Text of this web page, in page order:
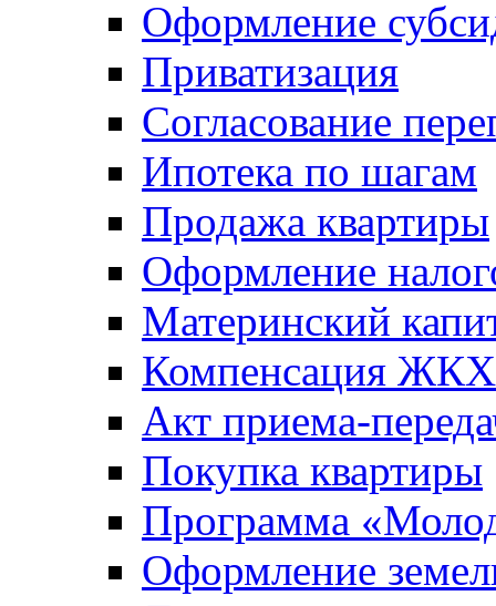
Оформление
Приватизация
Согласование
Ипотека по шагам
Продажа квартиры
Оформление
Материнский
Компенсация ЖКХ
Акт приема-
Покупка квартиры
Программа
Оформление